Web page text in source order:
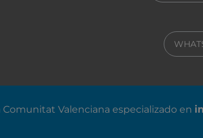
Valenciana especializado en